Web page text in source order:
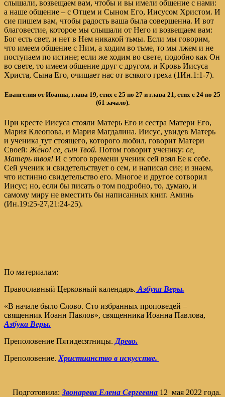
слышали, возвещаем вам, чтобы и вы имели общение с нами:
а наше общение – с Отцем и Сыном Его, Иисусом Христом. И
сие пишем вам, чтобы радость ваша была совершенна. И вот
благовестие, которое мы слышали от Него и возвещаем вам:
Бог есть свет, и нет в Нем никакой тьмы. Если мы говорим,
что имеем общение с Ним, а ходим во тьме, то мы лжем и не
поступаем по истине; если же ходим во свете, подобно как Он
во свете, то имеем общение друг с другом, и Кровь Иисуса
Христа, Сына Его, очищает нас от всякого греха (1Ин.1:1-7).
Евангелия от Иоанна, глава 19, стих с 25 по 27 и глава 21, стих с 24 по 25
(61 зачало).
При кресте Иисуса стояли Матерь Его и сестра Матери Его,
Мария Клеопова, и Мария Магдалина. Иисус, увидев Матерь
и ученика тут стоящего, которого любил, говорит Матери
Своей: Же́но! се, сын Твой. Потом говорит ученику: се,
Матерь твоя! И с этого времени ученик сей взял Ее к себе.
Сей ученик и свидетельствует о сем, и написал сие; и знаем,
что истинно свидетельство его. Многое и другое сотворил
Иисус; но, если бы писать о том подробно, то, думаю, и
самому миру не вместить бы написанных книг. Аминь
(Ин.19:25-27,21:24-25).
По материалам:
Православный Церковный календарь. Азбука Веры.
«В начале было Слово. Сто избранных проповедей –
священник Иоанн Павлов», священника Иоанна Павлова,
Азбука Веры.
Преполовение Пятидесятницы. Древо.
Преполовение. Христианство в искусстве.
Подготовила: Звонарева Елена Сергеевна 12 мая 2022 года.